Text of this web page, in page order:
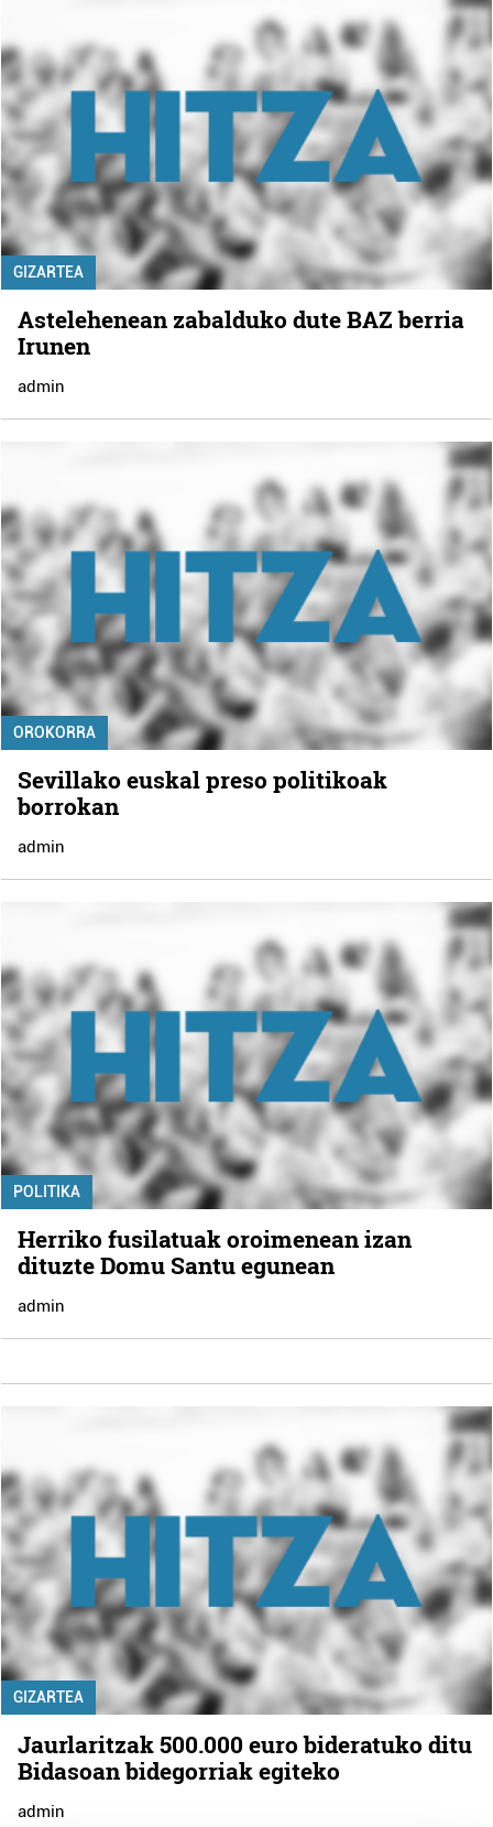
GIZARTEA
Astelehenean zabalduko dute BAZ berria
Irunen
admin
OROKORRA
Sevillako euskal preso politikoak
borrokan
admin
POLITIKA
Herriko fusilatuak oroimenean izan
dituzte Domu Santu egunean
admin
GIZARTEA
Jaurlaritzak 500.000 euro bideratuko ditu
Bidasoan bidegorriak egiteko
admin